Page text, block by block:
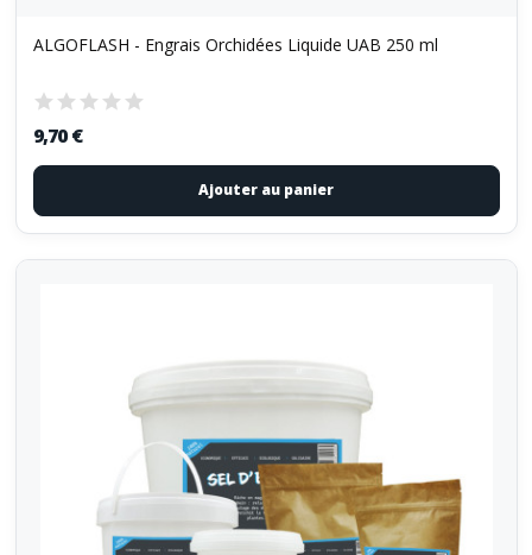
ALGOFLASH - Engrais Orchidées Liquide UAB 250 ml
9,70 €
Ajouter au panier